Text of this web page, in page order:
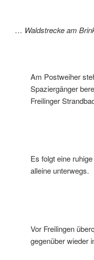
… Waldstrecke am
Am Postweiher
Spaziergänger
Freilinger
Es folgt eine
alleine unterwegs.
Vor Freilingen
gegenüber wieder